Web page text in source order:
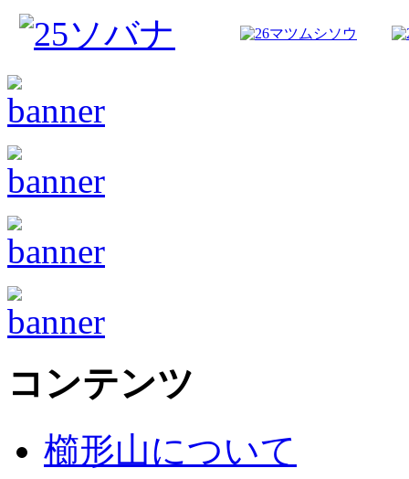
ソバナ マツムシソウ
コンテンツ
櫛形山について